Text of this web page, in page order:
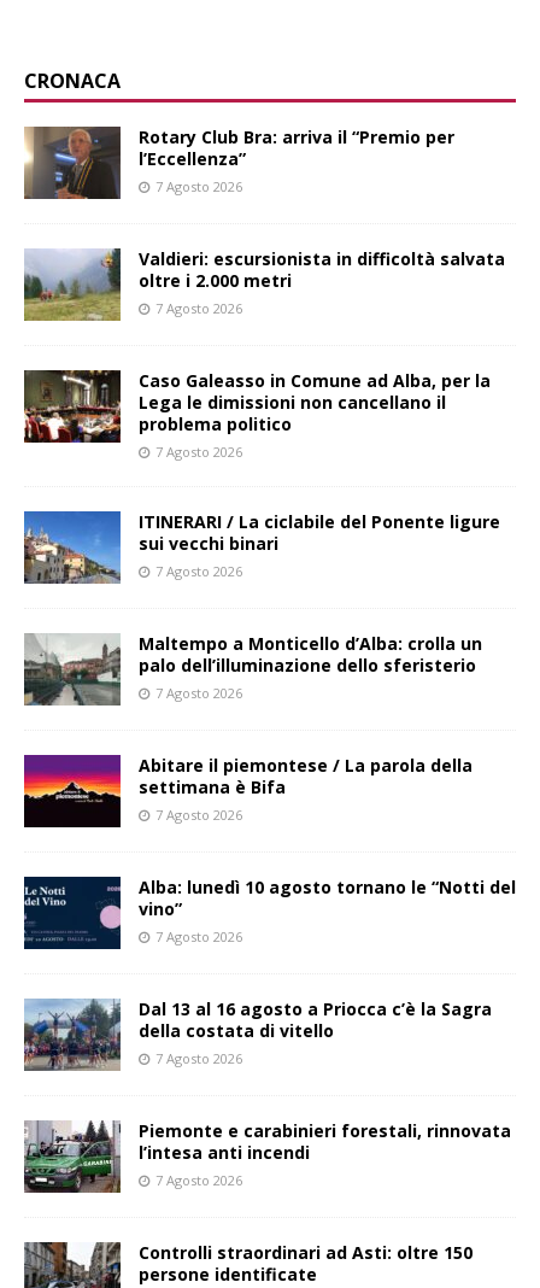
CRONACA
Rotary Club Bra: arriva il “Premio per
l’Eccellenza”
7 Agosto 2026
Valdieri: escursionista in difficoltà salvata
oltre i 2.000 metri
7 Agosto 2026
Caso Galeasso in Comune ad Alba, per la
Lega le dimissioni non cancellano il
problema politico
7 Agosto 2026
ITINERARI / La ciclabile del Ponente ligure
sui vecchi binari
7 Agosto 2026
Maltempo a Monticello d’Alba: crolla un
palo dell’illuminazione dello sferisterio
7 Agosto 2026
Abitare il piemontese / La parola della
settimana è Bifa
7 Agosto 2026
Alba: lunedì 10 agosto tornano le “Notti del
vino”
7 Agosto 2026
Dal 13 al 16 agosto a Priocca c’è la Sagra
della costata di vitello
7 Agosto 2026
Piemonte e carabinieri forestali, rinnovata
l’intesa anti incendi
7 Agosto 2026
Controlli straordinari ad Asti: oltre 150
persone identificate